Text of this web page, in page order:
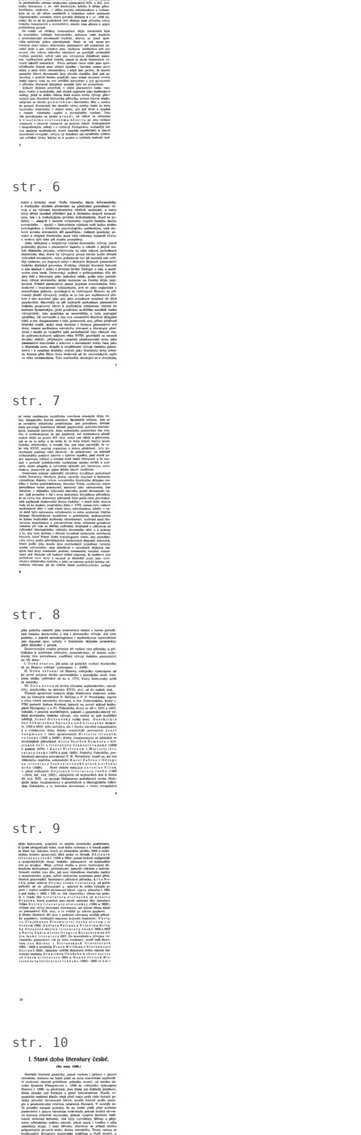
str. 6
Image
str. 7
Image
str. 8
Image
str. 9
Image
str. 10
Image